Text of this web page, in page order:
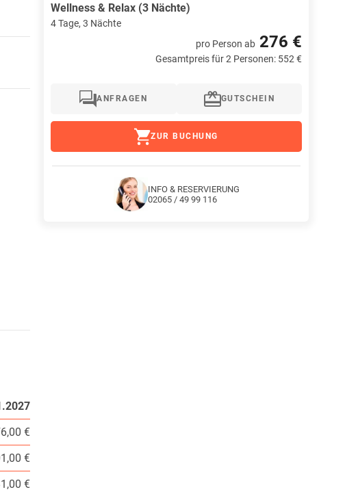
€
€
€
Wellness & Relax (3 Nächte)
4 Tage, 3 Nächte
pro Person ab 276 €
Gesamtpreis für 2 Personen: 552 €
ANFRAGEN GUTSCHEIN
ZUR BUCHUNG
INFO & RESERVIERUNG
02065 / 49 99 116